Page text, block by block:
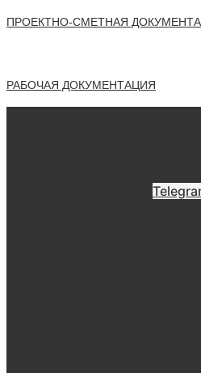
ПРОЕКТНО-СМЕТНАЯ
РАБОЧАЯ ДОКУМЕНТАЦИЯ